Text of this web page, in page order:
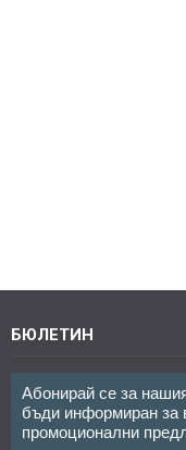
БЮЛЕТИН
Абонирай се за
бъди информиран за
промоционални